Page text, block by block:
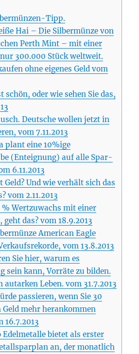
Tipp.
Hai – Die Silbermünze von
Perth Mint – mit einer
300.000 Stück weltweit.
ohne eigenes Geld vom
schön, oder wie sehen Sie das,
Deutsche wollen jetzt in
vom 7.11.2013
plant eine 10%ige
(Enteignung) auf alle Spar-
6.11.2013
Geld? Und wie verhält sich das
vom 2.11.2013
% Wertzuwachs mit einer
geht das? vom 18.9.2013
American Eagle
vom 13.8.2013
Sie hier, warum es
sein kann, Vorräte zu bilden.
autarken Leben. vom 31.7.2013
passieren, wenn Sie 30
Geld mehr herankommen
16.7.2013
Edelmetalle bietet als erster
an, der monatlich